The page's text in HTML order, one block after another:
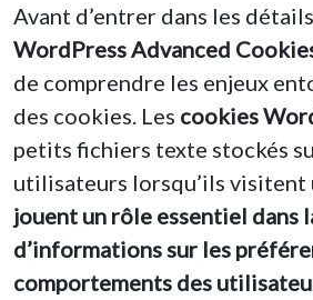
Avant d’entrer dans les détails
WordPress Advanced
de comprendre les enjeux
des cookies. Les cookies
petits fichiers texte stockés
utilisateurs lorsqu’ils visitent
jouent un rôle essentiel dans
d’informations sur les
comportements des